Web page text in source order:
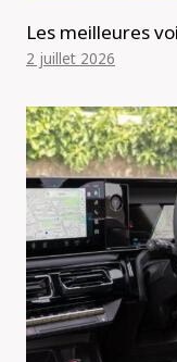
Les meilleures
2 juillet 2026